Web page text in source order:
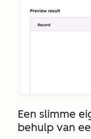
Een slimme
behulp van